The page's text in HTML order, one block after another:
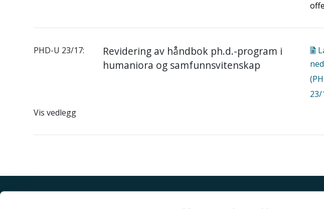
PHD-U 23/17:
Revidering av håndbok ph.d.-program i
humaniora og samfunnsvitenskap
ned
23/
Vis vedlegg